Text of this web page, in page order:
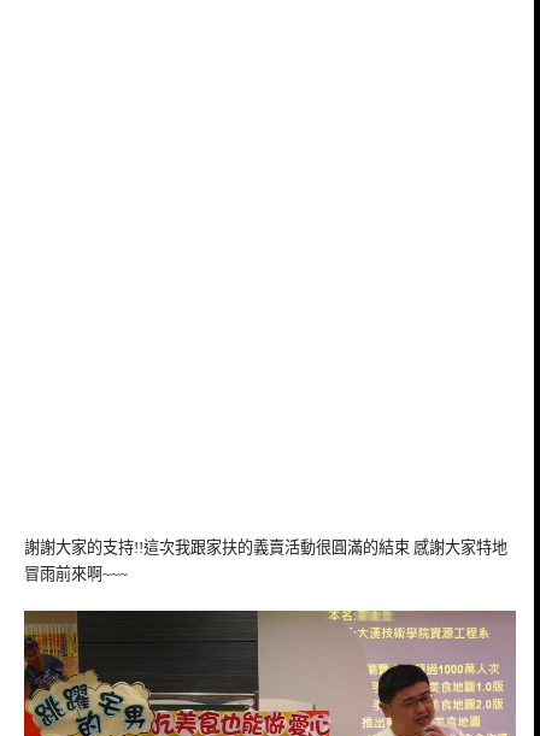
謝謝大家的支持!!這次我跟家扶的義賣活動很圓滿的結束 感謝大家特地
冒雨前來啊~~~